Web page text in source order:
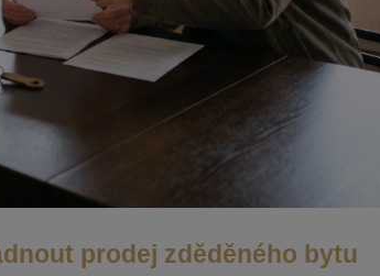
prodej zděděného bytu